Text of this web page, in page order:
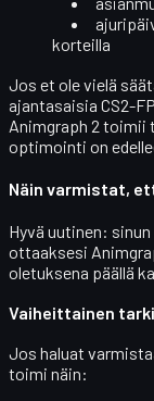
korteilla
Jos et ole vielä
ajantasaisia CS2-
Animgraph 2
optimointi on
Näin varmistat,
Hyvä uutinen: sinun
ottaaksesi
oletuksena päällä
Vaiheittainen
Jos haluat
toimi näin: